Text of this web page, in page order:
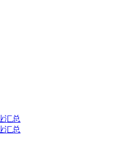
汇总
汇总